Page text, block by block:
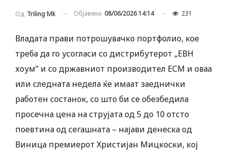
Од Triling Mk Објавено 08/06/2026 14:14 231
Владата прави потрошувачко портфолио, кое
треба да го усогласи со дистрибутерот „ЕВН
хоум“ и со државниот производител ЕСМ и оваа
или следната недела ќе имаат заеднички
работен состанок, со што би се обезбедила
просечна цена на струјата од 5 до 10 отсто
поевтина од сегашната – најави денеска од
Виница премиерот Христијан Мицкоски, кој